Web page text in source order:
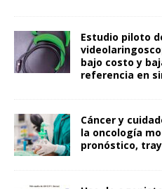
Estudio piloto
bajo costo y
referencia en
Cáncer y
la oncología
pronóstico,